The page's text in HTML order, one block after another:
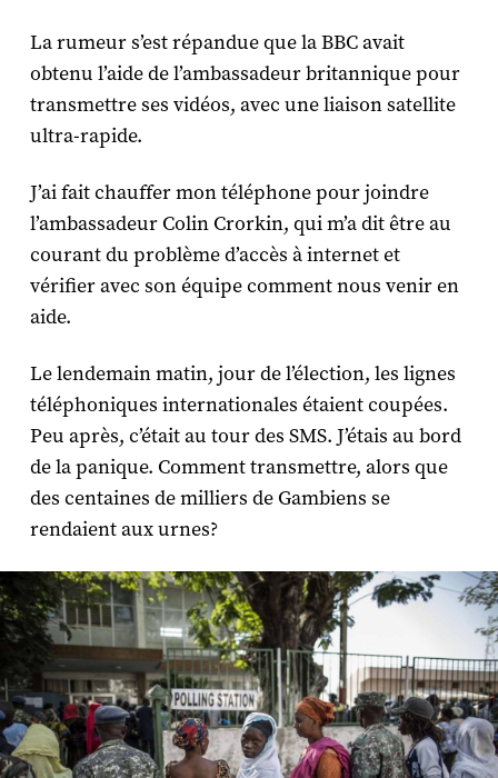
La rumeur s’est répandue que la BBC avait
obtenu l’aide de l’ambassadeur britannique pour
transmettre ses vidéos, avec une liaison satellite
ultra-rapide.
J’ai fait chauffer mon téléphone pour joindre
l’ambassadeur Colin Crorkin, qui m’a dit être au
courant du problème d’accès à internet et
vérifier avec son équipe comment nous venir en
aide.
Le lendemain matin, jour de l’élection, les lignes
téléphoniques internationales étaient coupées.
Peu après, c’était au tour des SMS. J’étais au bord
de la panique. Comment transmettre, alors que
des centaines de milliers de Gambiens se
rendaient aux urnes?